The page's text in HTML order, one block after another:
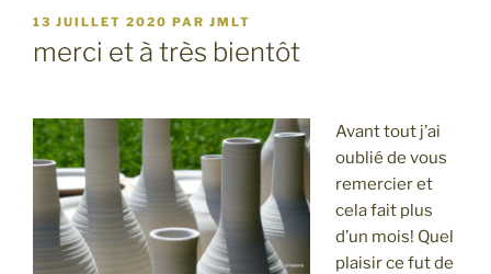
PUBLIÉ
13 JUILLET 2020 PAR JMLT
merci et à très bientôt
Avant tout j’ai
oublié de vous
remercier et
cela fait plus
d’un mois! Quel
plaisir ce fut de